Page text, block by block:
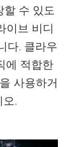
할 수 있도
이브 비디
다. 클라우
에 적합한
사용하거
.